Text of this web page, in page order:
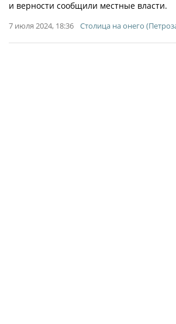
и верности сообщили местные власти.
7 июля 2024, 18:36 Столица на онего